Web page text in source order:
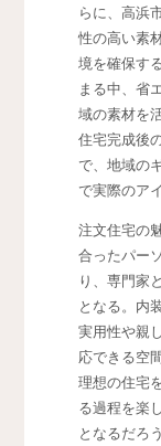
らに、高浜
性の高い素
境を確保す
まる中、省
域の素材を
住宅完成後
で、地域の
で実際のア
注文住宅の
合ったパー
り、専門家
となる。内
実用性や親
応できる空
理想の住宅
る過程を楽
となるだろ